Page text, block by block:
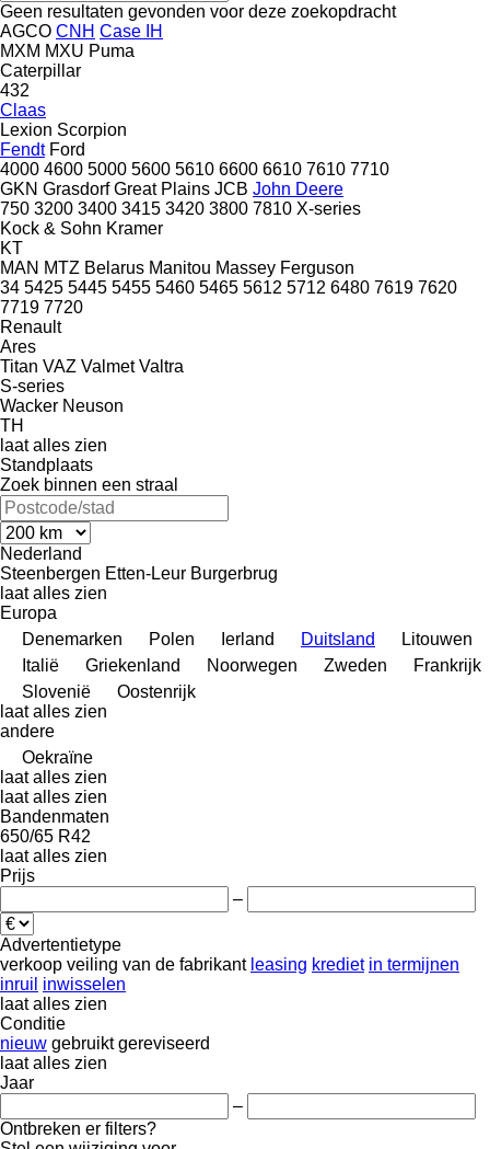
Geen resultaten gevonden voor deze zoekopdracht
AGCO CNH Case IH
MXM MXU Puma
Caterpillar
432
Claas
Lexion Scorpion
Fendt Ford
4000 4600 5000 5600 5610 6600 6610 7610 7710
GKN Grasdorf Great Plains JCB John Deere
750 3200 3400 3415 3420 3800 7810 X-series
Kock & Sohn Kramer
KT
MAN MTZ Belarus Manitou Massey Ferguson
34 5425 5445 5455 5460 5465 5612 5712 6480 7619 7620
7719 7720
Renault
Ares
Titan VAZ Valmet Valtra
S-series
Wacker Neuson
TH
laat alles zien
Standplaats
Zoek binnen een straal
Nederland
Steenbergen Etten-Leur Burgerbrug
laat alles zien
Europa
Denemarken
Polen Ierland Duitsland
Litouwen
Italië
Griekenland Noorwegen Zweden
Frankrijk
Slovenië
Oostenrijk
laat alles zien
andere
Oekraïne
laat alles zien
laat alles zien
Bandenmaten
650/65 R42
laat alles zien
Prijs
–
Advertentietype
verkoop veiling van de fabrikant leasing krediet in termijnen
inruil inwisselen
laat alles zien
Conditie
nieuw gebruikt gereviseerd
laat alles zien
Jaar
–
Ontbreken er filters?